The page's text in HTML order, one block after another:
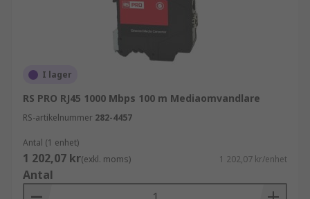
I lager
RS PRO RJ45 1000 Mbps 100 m Mediaomvandlare
RS-artikelnummer 282-4457
Antal (1 enhet)
1 202,07 kr(exkl. moms) 1 202,07 kr/enhet
Antal